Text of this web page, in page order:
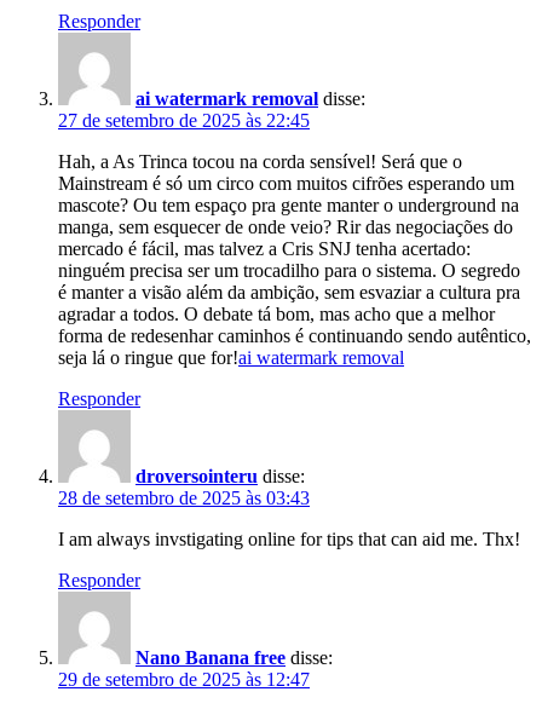
Responder
ai watermark removal disse:
27 de setembro de 2025 às 22:45
Hah, a As Trinca tocou na corda sensível! Será que o
Mainstream é só um circo com muitos cifrões esperando um
mascote? Ou tem espaço pra gente manter o underground na
manga, sem esquecer de onde veio? Rir das negociações do
mercado é fácil, mas talvez a Cris SNJ tenha acertado:
ninguém precisa ser um trocadilho para o sistema. O segredo
é manter a visão além da ambição, sem esvaziar a cultura pra
agradar a todos. O debate tá bom, mas acho que a melhor
forma de redesenhar caminhos é continuando sendo autêntico,
seja lá o ringue que for!ai watermark removal
Responder
droversointeru disse:
28 de setembro de 2025 às 03:43
I am always invstigating online for tips that can aid me. Thx!
Responder
Nano Banana free disse:
29 de setembro de 2025 às 12:47